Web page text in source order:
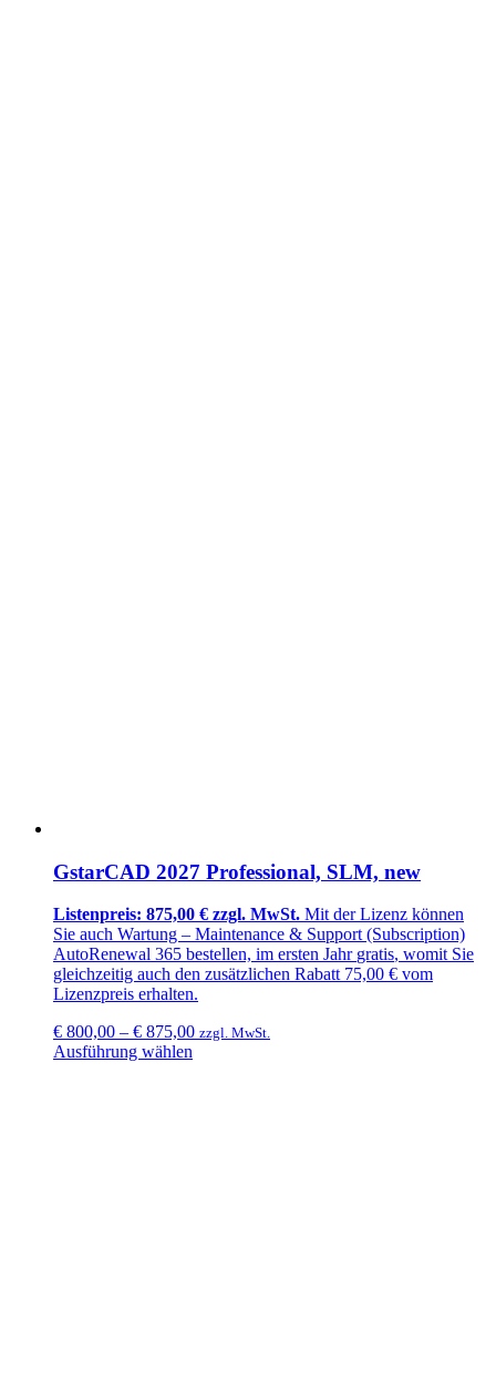
GstarCAD 2027 Professional, SLM, new
Listenpreis: 875,00 € zzgl. MwSt. Mit der Lizenz können
Sie auch Wartung – Maintenance & Support (Subscription)
AutoRenewal 365 bestellen, im ersten Jahr gratis, womit Sie
gleichzeitig auch den zusätzlichen Rabatt 75,00 € vom
Lizenzpreis erhalten.
€ 800,00 – € 875,00 zzgl. MwSt.
Ausführung wählen